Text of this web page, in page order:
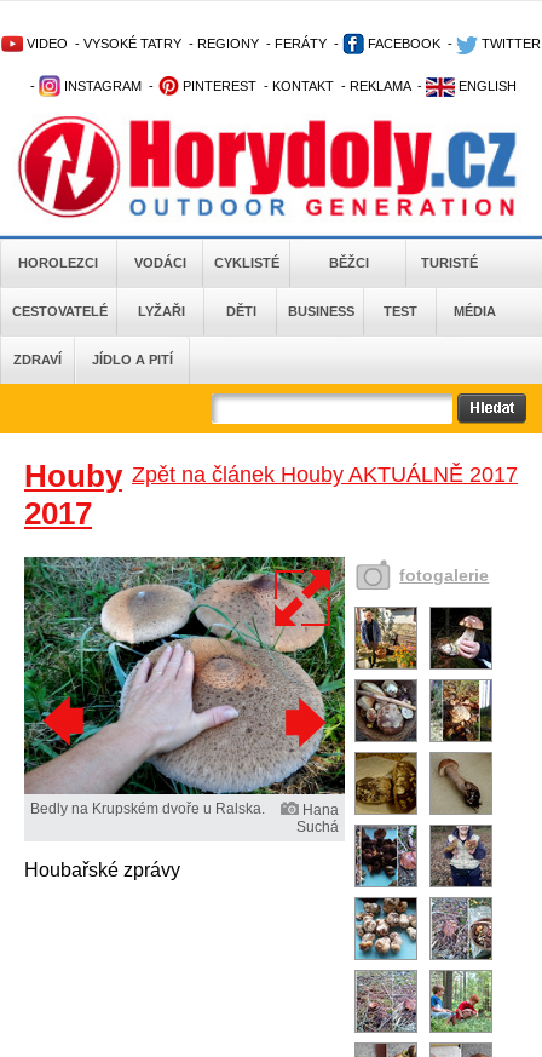
VIDEO - VYSOKÉ TATRY - REGIONY - FERÁTY - FACEBOOK - TWITTER
- INSTAGRAM - PINTEREST - KONTAKT - REKLAMA - ENGLISH
HOROLEZCI VODÁCI CYKLISTÉ BĚŽCI TURISTÉ
CESTOVATELÉ LYŽAŘI DĚTI BUSINESS TEST MÉDIA
ZDRAVÍ JÍDLO A PITÍ
Zpět na článek Houby AKTUÁLNĚ 2017
Houby
2017
Bedly na Krupském dvoře u Ralska.
Hana
Suchá
Houbařské zprávy
fotogalerie